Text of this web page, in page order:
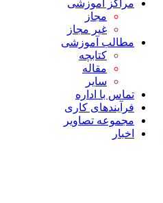
آموزشی
اداره
کاری
تصاویر